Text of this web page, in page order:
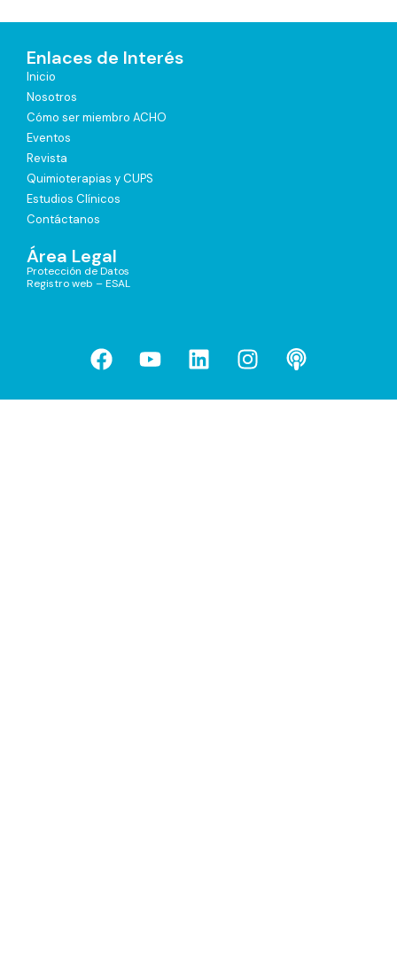
Enlaces de Interés
Inicio
Nosotros
Cómo ser miembro ACHO
Eventos
Revista
Quimioterapias y CUPS
Estudios Clínicos
Contáctanos
Área Legal
Protección de Datos
Registro web – ESAL